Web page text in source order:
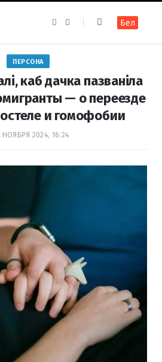
e
k
t
a
m
Бел
ПЕРСОНА
каб дачка пазваніла
— о переезде
и гомофобии
НОЯБРЯ 2024, 16:24